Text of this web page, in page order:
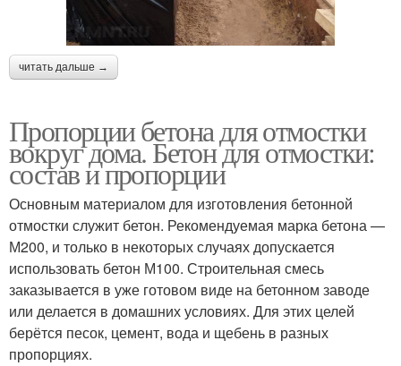
читать дальше →
Пропорции бетона для отмостки
вокруг дома. Бетон для отмостки:
состав и пропорции
Основным материалом для изготовления бетонной
отмостки служит бетон. Рекомендуемая марка бетона —
М200, и только в некоторых случаях допускается
использовать бетон М100. Строительная смесь
заказывается в уже готовом виде на бетонном заводе
или делается в домашних условиях. Для этих целей
берётся песок, цемент, вода и щебень в разных
пропорциях.